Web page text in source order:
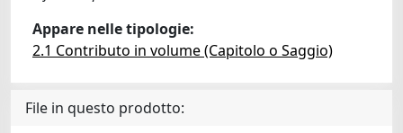
Appare nelle tipologie:
2.1 Contributo in volume (Capitolo o Saggio)
File in questo prodotto: